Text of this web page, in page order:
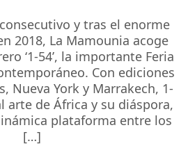
y tras el enorme
2018, La Mamounia acoge
‘1-54’, la importante Feria
Con ediciones
Nueva York y Marrakech, 1-
arte de África y su diáspora,
plataforma entre los
[…]